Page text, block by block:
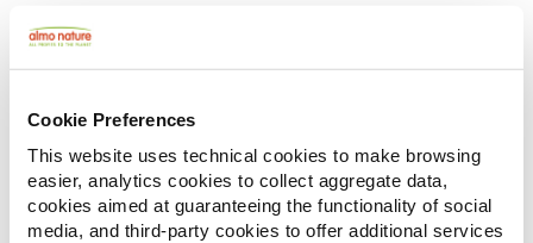
Cookie Preferences
This website uses technical cookies to make browsing
easier, analytics cookies to collect aggregate data,
cookies aimed at guaranteeing the functionality of social
media, and third-party cookies to offer additional services
vergeet ons niet te volgen en deze blog te delen op